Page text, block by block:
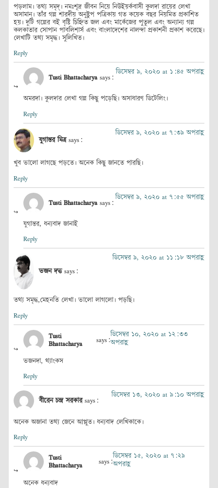
পড়লাম। তথ্য সমৃদ্। নমঃশূদ্র জীবন নিয়ে নিউইয়র্কবাসী কুলদা রায়ের লেখা
অসামান্। তাঁর গল্প শারদীয় অনুষ্টুপ পত্রিকায় গত কয়েক বছর নিয়মিত প্রকাশিত
হয়। দুটি গল্পের বই বৃষ্টি চিহ্নিত জল এবং মার্কেজের পুতুল এবং অন্যান্য গল্প
কলকাতার সোপান পাবলিশার্স এবং বাংলাদেশের নালন্দা প্রকাশনী প্রকাশ করেছে।
লেখাটি তথ্য সমৃদ্ধ। সুলিখিত।
Reply
Tusti Bhattacharya says:
ডিসেম্বর ৯, ২০২০ at ১:৪৫ অপরাহ্ণ
অমরদা। কুলদার লেখা গল্প কিছু পড়েছি। অসাধারণ ডিটেলিং।
Reply
যুগান্তর মিত্র says:
ডিসেম্বর ৯, ২০২০ at ৭:৩৯ অপরাহ্ণ
খুব ভালো লাগছে পড়তে। অনেক কিছু জানতে পারছি।
Reply
Tusti Bhattacharya says:
ডিসেম্বর ৯, ২০২০ at ৭:৫৫ অপরাহ্ণ
যুগান্তর, ধন্যবাদ জানাই
Reply
ভজন দত্ত says:
ডিসেম্বর ৯, ২০২০ at ১১:১৮ অপরাহ্ণ
তথ্য সমৃদ্ধ,মেহনতি লেখা। ভালো লাগলো। পড়ছি।
Reply
Tusti
Bhattacharya says:
ডিসেম্বর ১০, ২০২০ at ১২:৩৩
অপরাহ্ণ
ভজনদা, থ্যাংকস
Reply
বীরেন চন্দ্র সরকার says:
ডিসেম্বর ১৩, ২০২০ at ৯:১০ অপরাহ্ণ
অনেক অজানা তথ্য জেনে আপ্লুত। ধন্যবাদ লেখিকাকে।
Reply
Tusti
Bhattacharya says:
ডিসেম্বর ১৫, ২০২০ at ৭:২৯
অপরাহ্ণ
অনেক ধন্যবাদ